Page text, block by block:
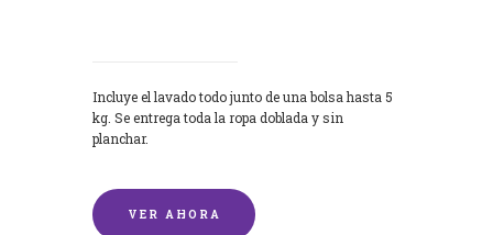
Incluye el lavado todo junto de una bolsa hasta 5
kg. Se entrega toda la ropa doblada y sin
planchar.
VER AHORA